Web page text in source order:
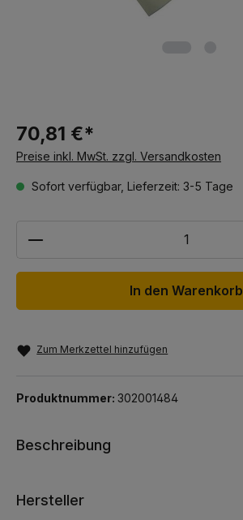
70,81 €*
Preise inkl. MwSt. zzgl. Versandkosten
Sofort verfügbar, Lieferzeit: 3-5 Tage
In den Warenkorb
Zum Merkzettel hinzufügen
Produktnummer: 302001484
Beschreibung
Hersteller